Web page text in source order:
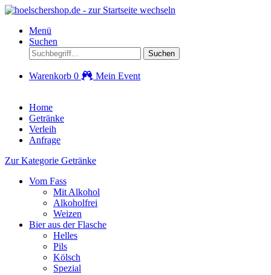
Menü
Suchen
Suchen
Warenkorb 0 Mein Event
Home
Getränke
Verleih
Anfrage
Zur Kategorie Getränke
Vom Fass
Mit Alkohol
Alkoholfrei
Weizen
Bier aus der Flasche
Helles
Pils
Kölsch
Spezial